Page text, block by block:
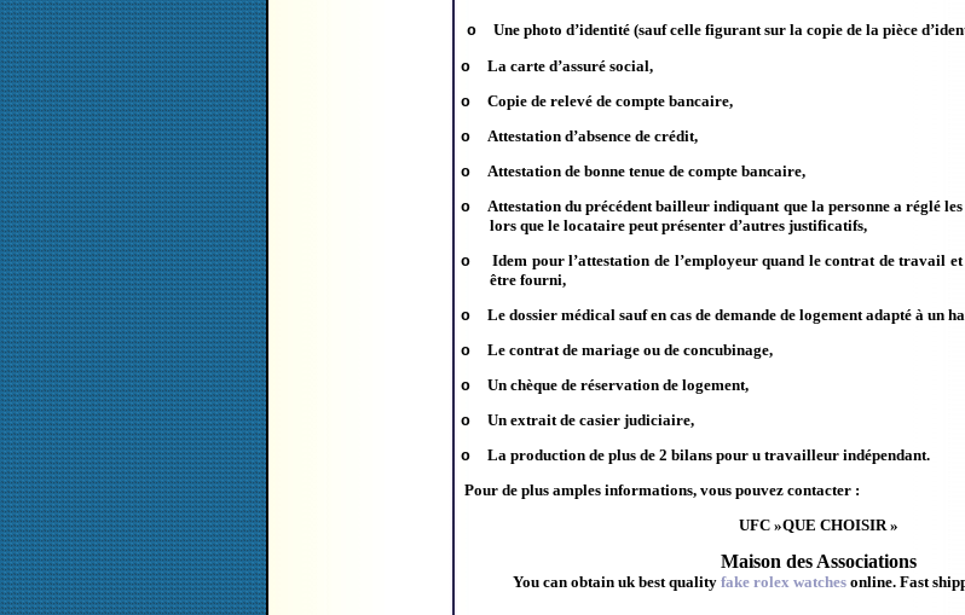
o Une photo d’identité (sauf celle figurant sur la copie de la pièce
o
La carte d’assuré social,
o
Copie de relevé de compte bancaire,
o
Attestation d’absence de crédit,
o
Attestation de bonne tenue de compte bancaire,
o
Attestation du précédent bailleur indiquant que la personne a réglé
lors que le locataire peut présenter d’autres justificatifs,
o
Idem pour l’attestation de l’employeur quand le contrat de travail
être fourni,
o
Le dossier médical sauf en cas de demande de logement adapté à un
o
Le contrat de mariage ou de concubinage,
o
Un chèque de réservation de logement,
o
Un extrait de casier judiciaire,
o
La production de plus de 2 bilans pour u travailleur indépendant.
Pour de plus amples informations, vous pouvez contacter :
UFC »QUE CHOISIR »
Maison des Associations
You can obtain uk best quality fake rolex watchesonline. Fast